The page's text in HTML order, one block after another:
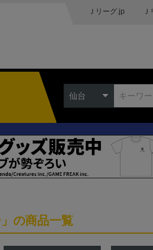
Ｊリーグ.jp
仙台
の商品一覧